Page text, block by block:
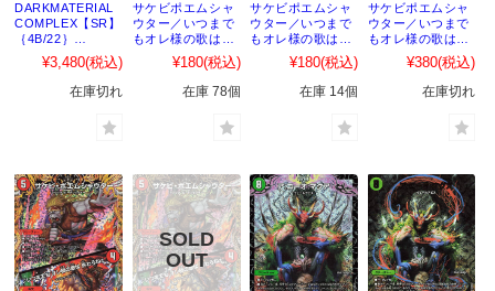
DARKMATERIAL
COMPLEX【SR】
｛4B/22｝
［23RP4］
¥3,480(税込)
在庫切れ
サケビポエムシャ
ウター／いつまで
もオレ様の歌は終
わらねぇ【SR】
｛S3/S8｝
［23RP4］
¥180(税込)
在庫 78個
サケビポエムシャ
ウター／いつまで
もオレ様の歌は終
わらねぇ【SR】
｛S3/S8｝
［23RP4X］
¥180(税込)
在庫 14個
サケビポエムシャ
ウター／いつまで
もオレ様の歌は終
わらねぇ【SR】
｛S3X/S8｝
［23RP4X］
¥380(税込)
在庫切れ